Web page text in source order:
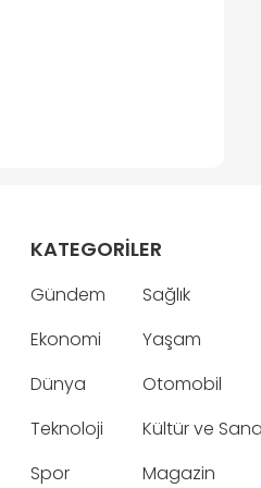
KATEGORİLER
Gündem
Ekonomi
Dünya
Teknoloji
Spor
Sağlık
Yaşam
Otomobil
Kültür ve
Magazin